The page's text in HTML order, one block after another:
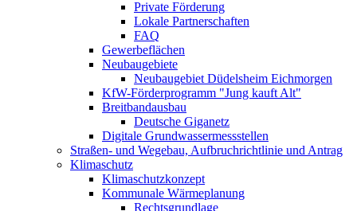
Private Förderung
Lokale Partnerschaften
FAQ
Gewerbeflächen
Neubaugebiete
Neubaugebiet Düdelsheim Eichmorgen
KfW-Förderprogramm "Jung kauft Alt"
Breitbandausbau
Deutsche Giganetz
Digitale Grundwassermessstellen
Straßen- und Wegebau, Aufbruchrichtlinie und Antrag
Klimaschutz
Klimaschutzkonzept
Kommunale Wärmeplanung
Rechtsgrundlage